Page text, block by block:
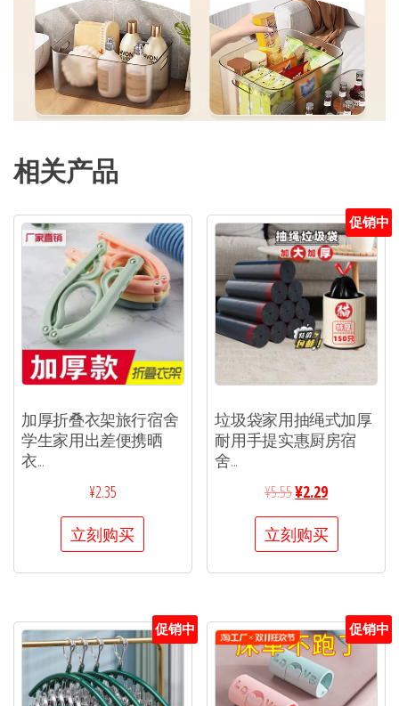
相关产品
加厚折叠衣架旅行宿舍
学生家用出差便携晒
衣...
¥2.35
立刻购买
促销中
垃圾袋家用抽绳式加厚
耐用手提实惠厨房宿
舍...
¥5.55¥2.29
立刻购买
促销中 促销中